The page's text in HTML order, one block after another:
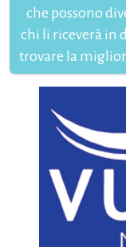
che possono
chi li riceverà in
trovare la miglior